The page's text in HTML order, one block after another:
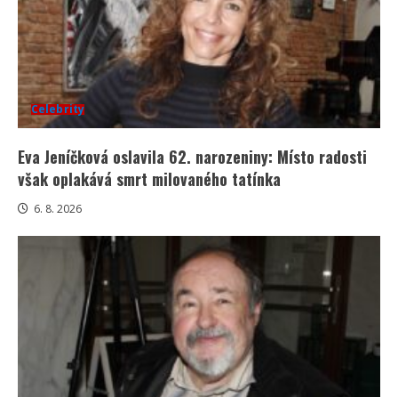
Celebrity
Eva Jeníčková oslavila 62. narozeniny: Místo radosti
však oplakává smrt milovaného tatínka
6. 8. 2026